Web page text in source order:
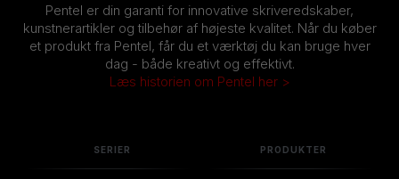
Pentel er din garanti for innovative skriveredskaber,
kunstnerartikler og tilbehør af højeste kvalitet. Når du køber
et produkt fra Pentel, får du et værktøj du kan bruge hver
dag - både kreativt og effektivt.
Læs historien om Pentel her >
SERIER PRODUKTER